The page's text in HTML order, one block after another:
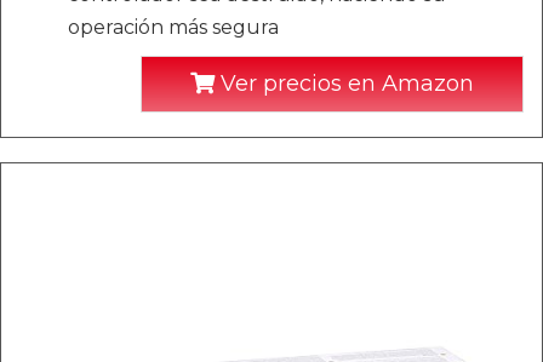
operación más segura
Ver precios en Amazon